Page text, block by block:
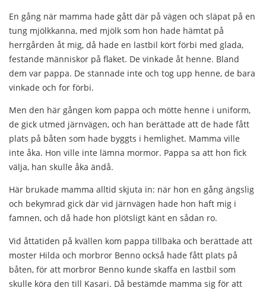
En gång när mamma hade gått där på vägen och släpat på en
tung mjölkkanna, med mjölk som hon hade hämtat på
herrgården åt mig, då hade en lastbil kört förbi med glada,
festande människor på flaket. De vinkade åt henne. Bland
dem var pappa. De stannade inte och tog upp henne, de bara
vinkade och for förbi.
Men den här gången kom pappa och mötte henne i uniform,
de gick utmed järnvägen, och han berättade att de hade fått
plats på båten som hade byggts i hemlighet. Mamma ville
inte åka. Hon ville inte lämna mormor. Pappa sa att hon fick
välja, han skulle åka ändå.
Här brukade mamma alltid skjuta in: när hon en gång ängslig
och bekymrad gick där vid järnvägen hade hon haft mig i
famnen, och då hade hon plötsligt känt en sådan ro.
Vid åttatiden på kvällen kom pappa tillbaka och berättade att
moster Hilda och morbror Benno också hade fått plats på
båten, för att morbror Benno kunde skaffa en lastbil som
skulle köra den till Kasari. Då bestämde mamma sig för att